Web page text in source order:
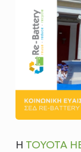
Η TOYOTA